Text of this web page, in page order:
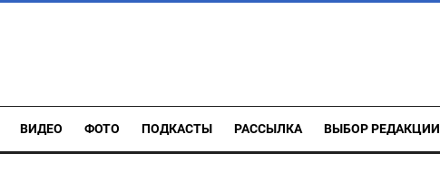
ВИДЕО ФОТО ПОДКАСТЫ РАССЫЛКА ВЫБОР РЕДАКЦИИ